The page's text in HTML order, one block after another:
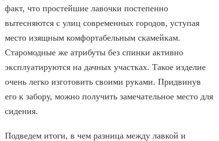
факт, что простейшие лавочки постепенно
вытесняются с улиц современных городов, уступая
место изящным комфортабельным скамейкам.
Старомодные же атрибуты без спинки активно
эксплуатируются на дачных участках. Такое изделие
очень легко изготовить своими руками. Придвинув
его к забору, можно получить замечательное место для
сидения.
Подведем итоги, в чем разница между лавкой и